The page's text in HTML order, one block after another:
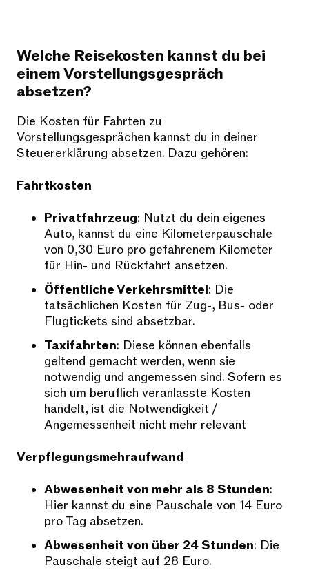
Welche Reisekosten kannst du bei
einem Vorstellungsgespräch
absetzen?
Die Kosten für Fahrten zu
Vorstellungsgesprächen kannst du in deiner
Steuererklärung absetzen. Dazu gehören:
Fahrtkosten
Privatfahrzeug: Nutzt du dein eigenes
Auto, kannst du eine Kilometerpauschale
von 0,30 Euro pro gefahrenem Kilometer
für Hin- und Rückfahrt ansetzen.
Öffentliche Verkehrsmittel: Die
tatsächlichen Kosten für Zug-, Bus- oder
Flugtickets sind absetzbar.
Taxifahrten: Diese können ebenfalls
geltend gemacht werden, wenn sie
notwendig und angemessen sind. Sofern es
sich um beruflich veranlasste Kosten
handelt, ist die Notwendigkeit /
Angemessenheit nicht mehr relevant
Verpflegungsmehraufwand
Abwesenheit von mehr als 8 Stunden:
Hier kannst du eine Pauschale von 14 Euro
pro Tag absetzen.
Abwesenheit von über 24 Stunden: Die
Pauschale steigt auf 28 Euro.